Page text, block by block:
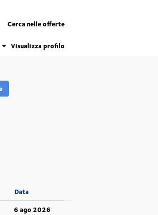
Cerca nelle offerte
Visualizza profilo
Data
6 ago 2026